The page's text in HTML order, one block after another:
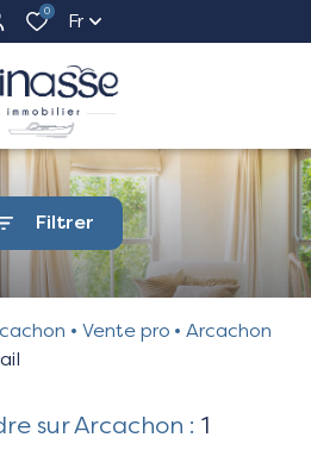
0 Fr
Filtrer
Vente pro
Arcachon
sur Arcachon : 1